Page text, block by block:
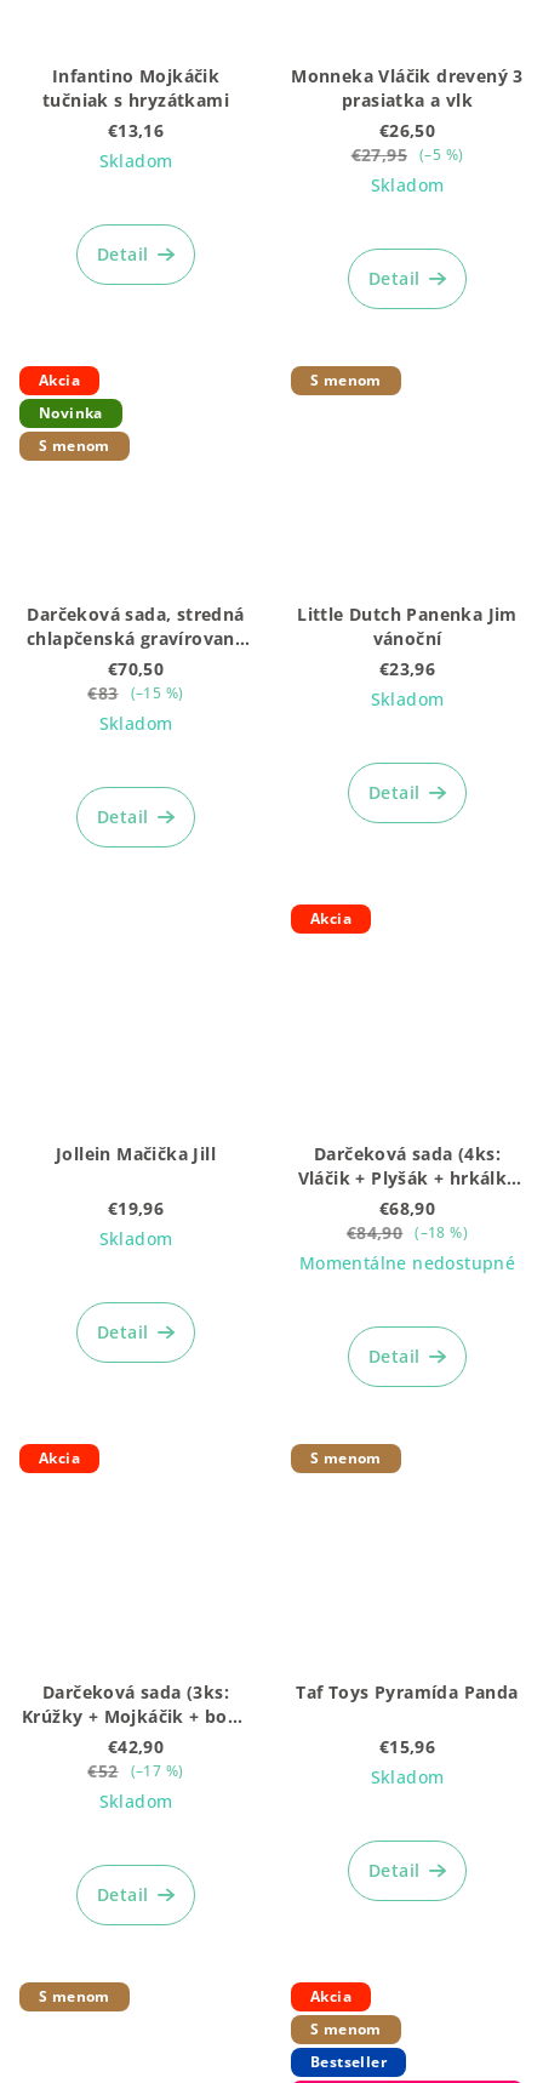
Infantino Mojkáčik
tučniak s hryzátkami
€13,16
Skladom
Detail
Monneka Vláčik drevený 3
prasiatka a vlk
€26,50
€27,95 (–5 %)
Skladom
Detail
Akcia
Novinka
S menom
Darčeková sada, stredná
chlapčenská gravírovaná
(5ks: Mojkáčik + Hrkálka
+ Body + Čiapočka + box)
€70,50
€83
(–15 %)
Skladom
Detail
S menom
Little Dutch Panenka Jim
vánoční
€23,96
Skladom
Detail
Jollein Mačička Jill
€19,96
Skladom
Detail
Akcia
Darčeková sada (4ks:
Vláčik + Plyšák + hrkálka
+ box), stredná ružová
BEZ gravírovania
€68,90
€84,90 (–18 %)
Momentálne nedostupné
Detail
Akcia
Darčeková sada (3ks:
Krúžky + Mojkáčik + box),
malá zelená BEZ
gravírovania
€42,90
€52
(–17 %)
Skladom
Detail
S menom
Taf Toys Pyramída Panda
€15,96
Skladom
Detail
S menom
Akcia
S menom
Bestseller